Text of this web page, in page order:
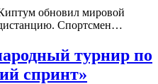
обновил мировой
Спортсмен…
турнир по
спринт»